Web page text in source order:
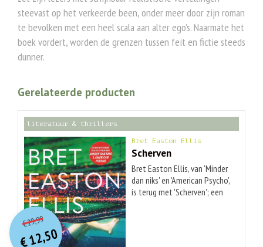
steevast op het verkeerde been, onder meer door zijn roman
te bevolken met een heel scala aan alter ego’s. Naarmate het
boek vordert, worden de grenzen tussen feit en fictie steeds
dunner.
Gerelateerde producten
literatuur & thrillers
Bret Easton Ellis
Scherven
Bret Easton Ellis, van 'Minder
dan niks' en 'American Psycho',
is terug met 'Scherven'; een
€29,99O
orspr
onkelijke
prijs
was:
€12,50
Huidige
prijs
is: